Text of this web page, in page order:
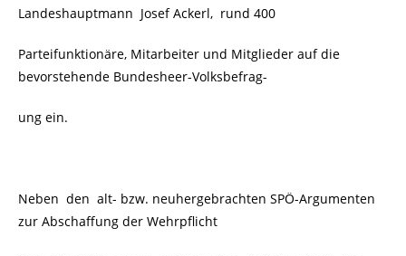
Landeshauptmann Josef Ackerl, rund 400
Parteifunktionäre, Mitarbeiter und Mitglieder auf die
bevorstehende Bundesheer-Volksbefrag-
ung ein.
Neben den alt- bzw. neuhergebrachten SPÖ-Argumenten
zur Abschaffung der Wehrpflicht